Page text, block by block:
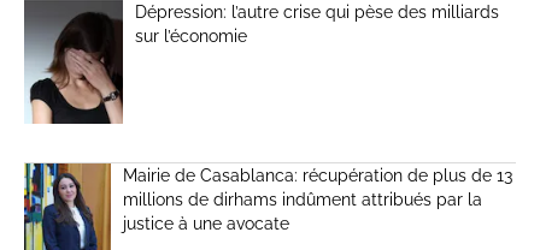
Dépression: l’autre crise qui pèse des milliards
sur l’économie
Mairie de Casablanca: récupération de plus de 13
millions de dirhams indûment attribués par la
justice à une avocate